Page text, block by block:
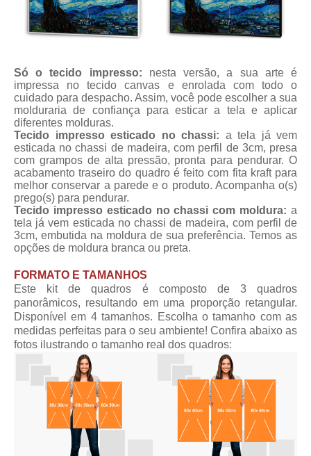
Só o tecido impresso: nesta versão, a sua arte é
impressa no tecido canvas e enrolada com todo o
cuidado para despacho. Assim, você pode escolher a sua
molduraria de confiança para esticar a tela e aplicar
diferentes molduras.
Tecido impresso esticado no chassi: a tela já vem
esticada no chassi de madeira, com perfil de 3cm, presa
com grampos de alta pressão, pronta para pendurar. O
acabamento traseiro do quadro é feito com fita kraft para
melhor conservar a parede e o produto. Acompanha o(s)
prego(s) para pendurar.
Tecido impresso esticado no chassi com moldura: a
tela já vem esticada no chassi de madeira, com perfil de
3cm, embutida na moldura de sua preferência. Temos as
opções de moldura branca ou preta.
FORMATO E TAMANHOS
Este kit de quadros é composto de 3 quadros
panorâmicos, resultando em uma proporção retangular.
Disponível em 4 tamanhos. Escolha o tamanho com as
medidas perfeitas para o seu ambiente! Confira abaixo as
fotos ilustrando o tamanho real dos quadros: